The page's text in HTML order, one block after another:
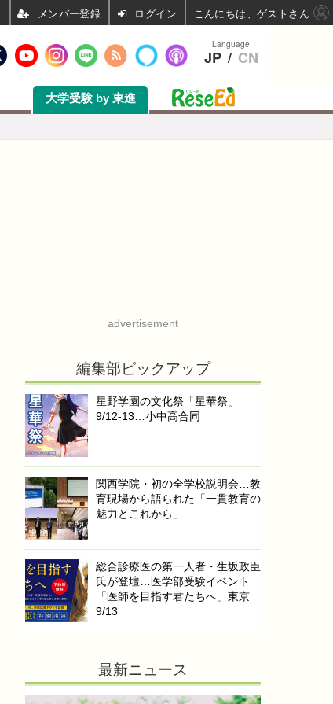
大学受験 by 東進
advertisement
編集部ピックアップ
星野学園の文化祭「星華祭」
9/12-13…小中高合同
関西学院・初の全学校説明会…教
育現場から語られた「一貫教育の
魅力とこれから」
総合診療医の第一人者・生坂政臣
氏が登壇…医学部受験イベント
「医師を目指す君たちへ」東京
9/13
最新ニュース
Language
JP / CN
ログイン こんにちは、ゲストさん